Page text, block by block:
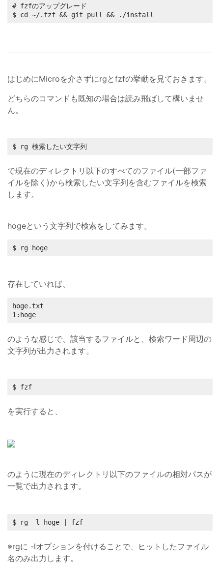
# fzfのアップグレード
$ cd ~/.fzf && git pull && ./install
はじめにMicroを介さずにrgとfzfの挙動を見ておきます。
どちらのコマンドも既知の場合は読み飛ばして構いませ
ん。
$ rg 検索したい文字列
で現在のディレクトリ以下のすべてのファイル(一部ファ
イルを除く)から検索したい文字列を含むファイルを検索
します。
hogeという文字列で検索をしてみます。
$ rg hoge
存在していれば、
hoge.txt
1:hoge
のような感じで、該当するファイルと、検索ワード周辺の
文字列が出力されます。
$ fzf
を実行すると、
のように現在のディレクトリ以下のファイルの相対パスが
一覧で出力されます。
$ rg -l hoge | fzf
※rgに -lオプションを付けることで、ヒットしたファイル
名のみ出力します。